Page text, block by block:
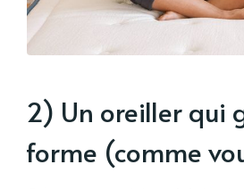
2) Un oreiller qui
forme (comme